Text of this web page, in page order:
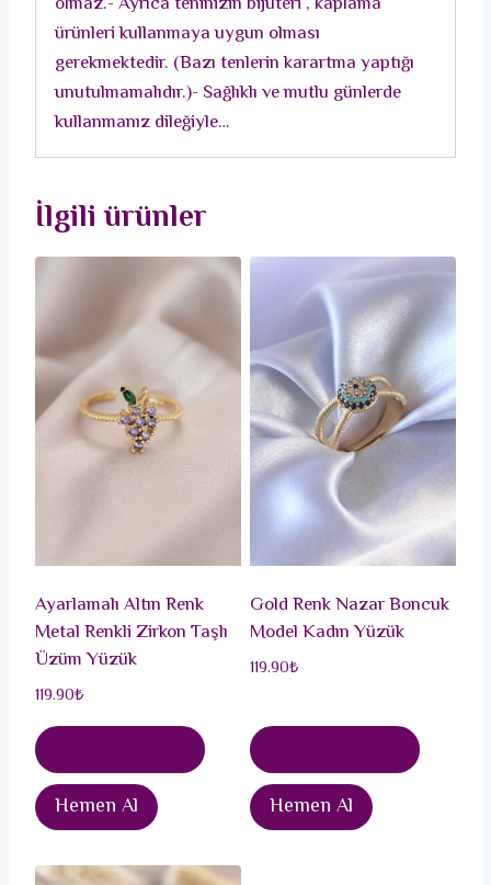
ürünleri kullanmaya uygun olması
gerekmektedir. (Bazı tenlerin karartma yaptığı
unutulmamalıdır.)- Sağlıklı ve mutlu günlerde
kullanmanız dileğiyle…
İlgili ürünler
Ayarlamalı Altın Renk
Metal Renkli Zirkon Taşlı
Üzüm Yüzük
119.90₺
Hemen Al
Gold Renk Nazar Boncuk
Model Kadın Yüzük
119.90₺
Hemen Al